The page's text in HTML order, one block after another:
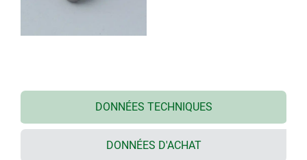
DONNÉES TECHNIQUES
DONNÉES D'ACHAT